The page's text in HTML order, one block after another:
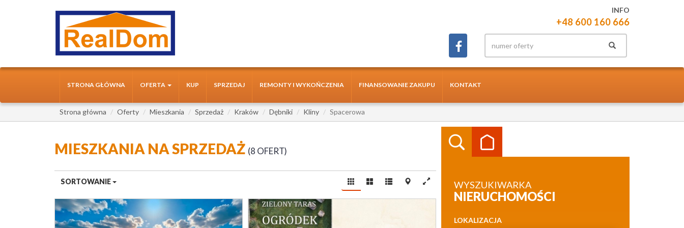
INFO
+48 600 160 666
STRONA GŁÓWNA OFERTA KUP SPRZEDAJ REMONTY I WYKOŃCZENIA FINANSOWANIE ZAKUPU KONTAKT
Strona główna Oferty Mieszkania Sprzedaż Kraków Dębniki Kliny Spacerowa
WYSZUKIWARKA
NIERUCHOMOŚCI
LOKALIZACJA
MIESZKANIA NA SPRZEDAŻ 8 OFERT
SORTOWANIE